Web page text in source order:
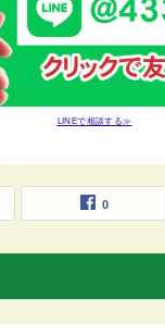
LINEで相談する≫
0